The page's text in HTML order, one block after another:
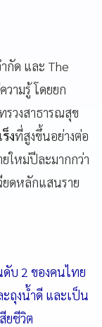
กัด และ The
ามรู้ โดยยก
รวงสาธารณสุข
งที่สูงขึ้นอย่างต่อ
ใหม่ปีละมากกว่า
ยดหลักแสนราย
ดับ 2 ของคนไทย
ถุงน้ำดี และเป็น
ยชีวิต